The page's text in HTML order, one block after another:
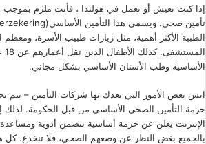
إذا كنت تعيش أو تعمل في هولندا ، فأنت ملزم بموجب
تأمين صحي. ويسمى هذا التأمين الأساسي(
الطبية الأكثر أهمية، مثل زيارات طبيب الأسرة، ومعظم
الأساسية وطب الأسنان الأساسي بشكل مجاني.
انسَ بعض الأمور التي تعدك بها شركات التأمين – يتم
حزمة التأمين الصحي الأساسي من قبل الحكومة. لذلك
الإنترنت يعلن عن حزمة أساسية تتضمن أدوية
بالجميع بغض النظر عن وضعهم الصحي، فلا تنخدع. كل